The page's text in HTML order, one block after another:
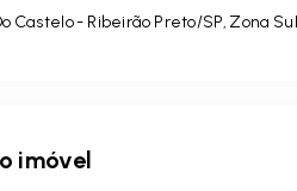
Castelo - Ribeirão Preto/SP, Zona Sul
imóvel